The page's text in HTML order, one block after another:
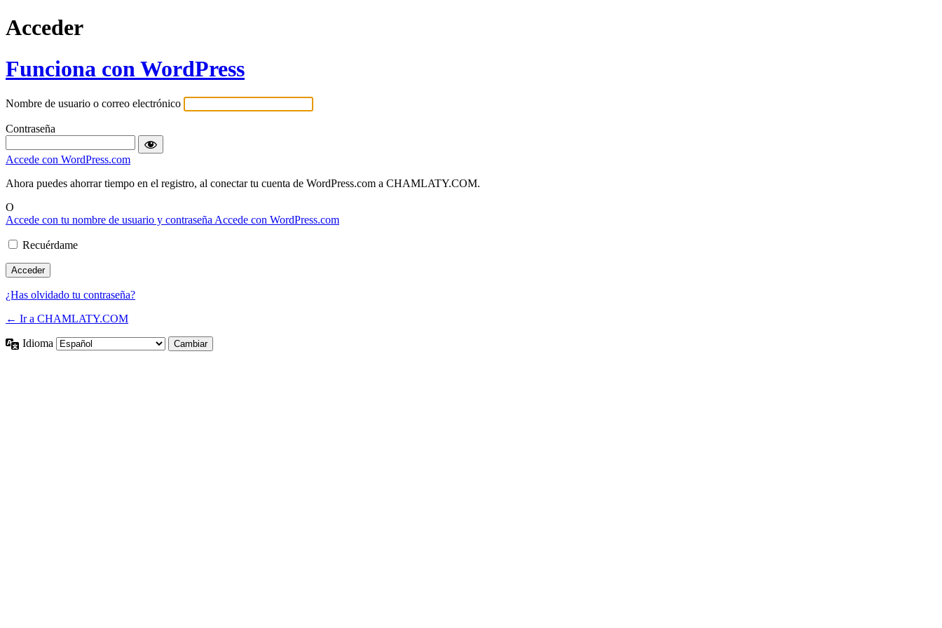
Acceder
Funciona con WordPress
Nombre de usuario o correo electrónico
Contraseña
Accede con WordPress.com
Ahora puedes ahorrar tiempo en el registro, al conectar tu cuenta de WordPress.com a CHAMLATY.COM.
O
Accede con tu nombre de usuario y contraseña Accede con WordPress.com
Recuérdame
¿Has olvidado tu contraseña?
← Ir a CHAMLATY.COM
Idioma